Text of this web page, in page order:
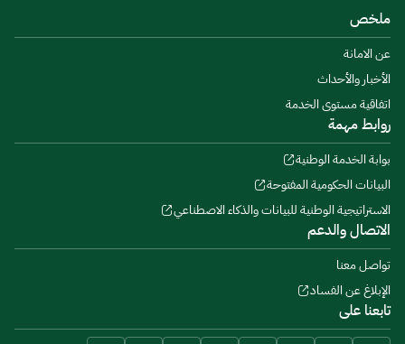
ملخص
عن الامانة
الأخبار والأحداث
اتفاقية مستوى الخدمة
روابط مهمة
بوابة الخدمة الوطنية
البيانات الحكومية المفتوحة
الاستراتيجية الوطنية للبيانات والذكاء الاصطناعي
الاتصال والدعم
تواصل معنا
الإبلاغ عن الفساد
تابعنا على